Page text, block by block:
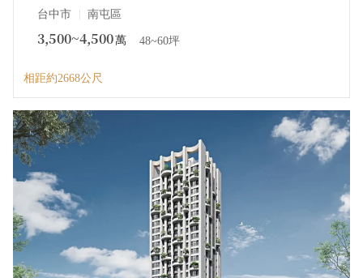
台中市 南屯區
3,500~4,500萬 48~60坪
相距約2668公尺